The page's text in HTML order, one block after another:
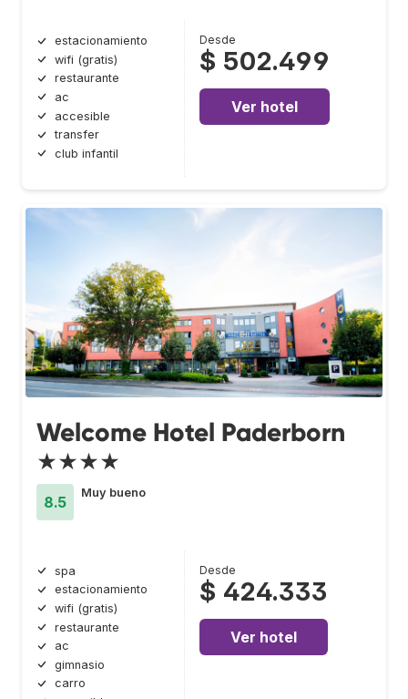
estacionamiento
wifi (gratis)
restaurante
ac
accesible
transfer
club infantil
Desde
$ 502.499
Ver hotel
Welcome Hotel Paderborn
★★★★
8.5
Muy bueno
spa
estacionamiento
wifi (gratis)
restaurante
ac
gimnasio
carro
Desde
$ 424.333
Ver hotel